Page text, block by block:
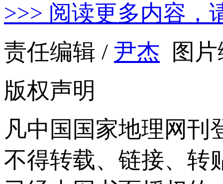
>>> 阅读更多内容，
责任编辑 / 尹杰 图
版权声明
凡中国国家地理网刊
不得转载、链接、转